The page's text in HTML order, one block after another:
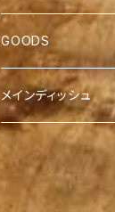
GOODS
メインディッシュ